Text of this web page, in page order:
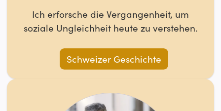
Ich erforsche die Vergangenheit, um
soziale Ungleichheit heute zu verstehen.
Schweizer Geschichte